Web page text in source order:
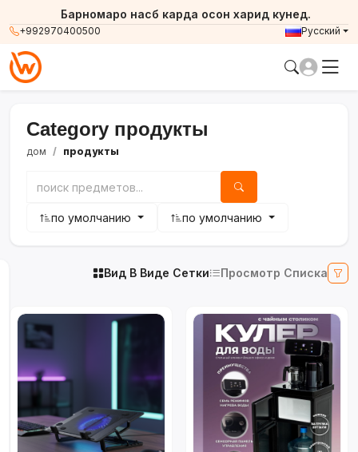
+992970400500
Барномаро насб карда осон харид кунед.
Русский
Category продукты
дом продукты
по умолчанию по умолчанию
Вид В Виде Сетки Просмотр Списка